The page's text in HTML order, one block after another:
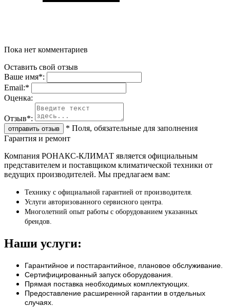
Пока нет комментариев
Оставить свой отзыв
Ваше имя*:
Email:*
Oценка:
Отзыв*:
* Поля, обязательные для заполнения
Гарантия и ремонт
Компания РОНАКС-КЛИМАТ является официальным
представителем и поставщиком климатической техники от
ведущих производителей. Мы предлагаем вам:
Технику с официальной гарантией от производителя.
Услуги авторизованного сервисного центра.
Многолетний опыт работы с оборудованием указанных
брендов.
Наши услуги:
Гарантийное и постгарантийное, плановое обслуживание.
Сертифицированный запуск оборудования.
Прямая поставка необходимых комплектующих.
Предоставление расширенной гарантии в отдельных
случаях.